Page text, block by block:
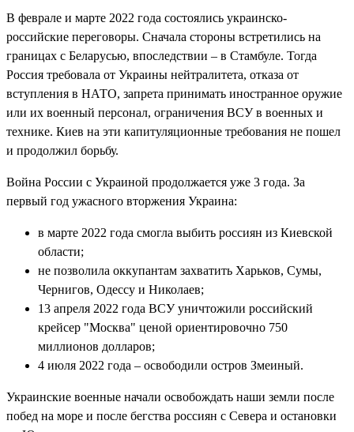
В феврале и марте 2022 года состоялись украинско-
российские переговоры. Сначала стороны встретились на
границах с Беларусью, впоследствии – в Стамбуле. Тогда
Россия требовала от Украины нейтралитета, отказа от
вступления в НАТО, запрета принимать иностранное оружие
или их военный персонал, ограничения ВСУ в военных и
технике. Киев на эти капитуляционные требования не пошел
и продолжил борьбу.
Война России с Украиной продолжается уже 3 года. За
первый год ужасного вторжения Украина:
в марте 2022 года смогла выбить россиян из Киевской
области;
не позволила оккупантам захватить Харьков, Сумы,
Чернигов, Одессу и Николаев;
13 апреля 2022 года ВСУ уничтожили российский
крейсер "Москва" ценой ориентировочно 750
миллионов долларов;
4 июля 2022 года – освободили остров Змеиный.
Украинские военные начали освобождать наши земли после
побед на море и после бегства россиян с Севера и остановки